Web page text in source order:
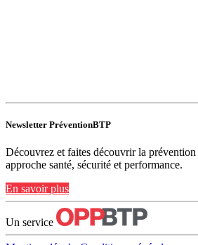
Newsletter PréventionBTP
Découvrez et faites découvrir la
approche santé, sécurité et performance.
En savoir plus
Un service